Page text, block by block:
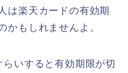
は楽天カードの有効期
かもしれませんよ。
いすると有効期限が切